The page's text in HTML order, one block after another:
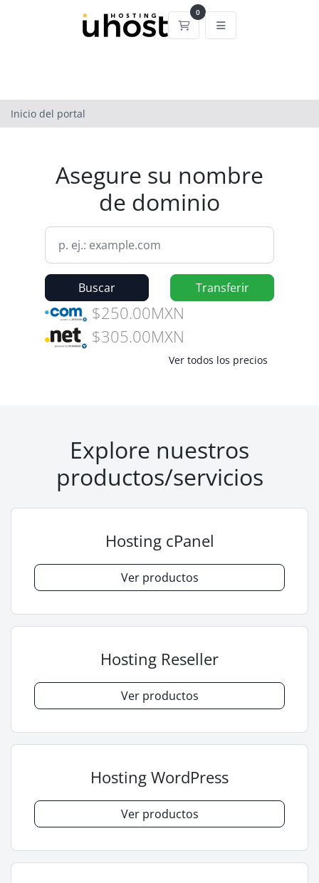
0
Carrito
Inicio del portal
Asegure su nombre
de dominio
Buscar Transferir
$250.00MXN
$305.00MXN
Ver todos los precios
Explore nuestros
productos/servicios
Hosting cPanel
Ver productos
Hosting Reseller
Ver productos
Hosting WordPress
Ver productos